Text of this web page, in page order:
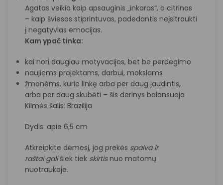
Agatas veikia kaip apsauginis „inkaras“, o citrinas
– kaip šviesos stiprintuvas, padedantis neįsitraukti
į negatyvias emocijas.
Kam ypač tinka:
kai nori daugiau motyvacijos, bet be perdegimo
naujiems projektams, darbui, mokslams
žmonėms, kurie linkę arba per daug jaudintis,
arba per daug skubėti – šis derinys balansuoja
Kilmės šalis: Brazilija
Dydis: apie 6,5 cm
Atkreipkite dėmesį, jog prekės spalva ir
raštai gališiek tiek skirtisnuo matomų
nuotraukoje.